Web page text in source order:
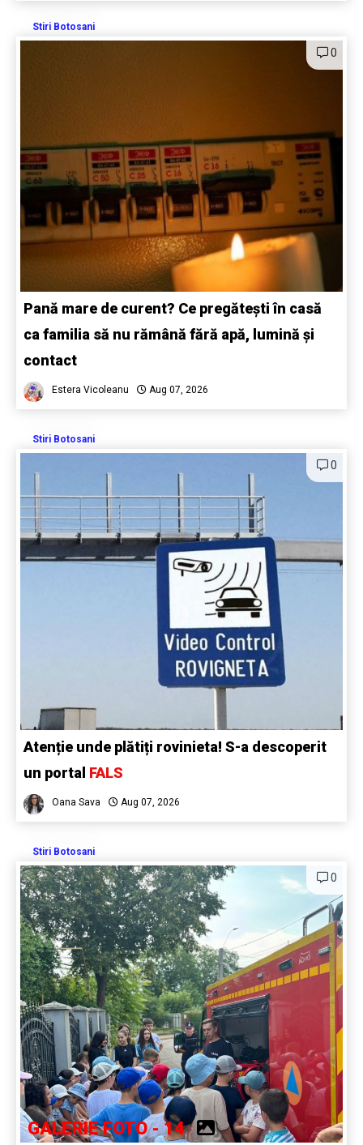
Stiri Botosani
0
Pană mare de curent? Ce pregătești în casă
ca familia să nu rămână fără apă, lumină și
contact
Estera Vicoleanu Aug 07, 2026
Stiri Botosani
0
Atenție unde plătiți rovinieta! S-a descoperit
un portal FALS
Oana Sava Aug 07, 2026
Stiri Botosani
0
GALERIE FOTO - 14